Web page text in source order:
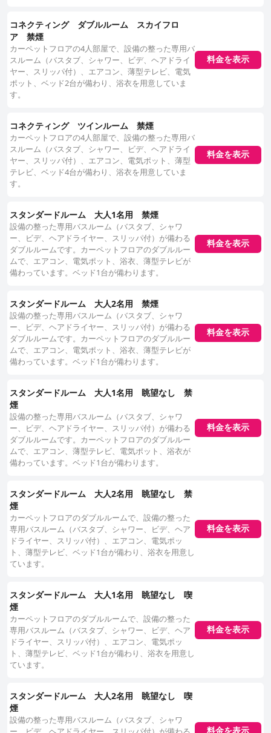
コネクティング ダブルルーム スカイフロ
ア 禁煙
カーペットフロアの4人部屋で、設備の整った専用バ
スルーム（バスタブ、シャワー、ビデ、ヘアドライ
ヤー、スリッパ付）、エアコン、薄型テレビ、電気
ポット、ベッド2台が備わり、浴衣を用意していま
す。
料金を表示
コネクティング ツインルーム 禁煙
カーペットフロアの4人部屋で、設備の整った専用バ
スルーム（バスタブ、シャワー、ビデ、ヘアドライ
ヤー、スリッパ付）、エアコン、電気ポット、薄型
テレビ、ベッド4台が備わり、浴衣を用意していま
す。
料金を表示
スタンダードルーム 大人1名用 禁煙
設備の整った専用バスルーム（バスタブ、シャワ
ー、ビデ、ヘアドライヤー、スリッパ付）が備わる
ダブルルームです。カーペットフロアのダブルルー
ムで、エアコン、電気ポット、浴衣、薄型テレビが
備わっています。ベッド1台が備わります。
料金を表示
スタンダードルーム 大人2名用 禁煙
設備の整った専用バスルーム（バスタブ、シャワ
ー、ビデ、ヘアドライヤー、スリッパ付）が備わる
ダブルルームです。カーペットフロアのダブルルー
ムで、エアコン、電気ポット、浴衣、薄型テレビが
備わっています。ベッド1台が備わります。
料金を表示
スタンダードルーム 大人1名用 眺望なし 禁
煙
設備の整った専用バスルーム（バスタブ、シャワ
ー、ビデ、ヘアドライヤー、スリッパ付）が備わる
ダブルルームです。カーペットフロアのダブルルー
ムで、エアコン、薄型テレビ、電気ポット、浴衣が
備わっています。ベッド1台が備わります。
料金を表示
スタンダードルーム 大人2名用 眺望なし 禁
煙
カーペットフロアのダブルルームで、設備の整った
専用バスルーム（バスタブ、シャワー、ビデ、ヘア
ドライヤー、スリッパ付）、エアコン、電気ポッ
ト、薄型テレビ、ベッド1台が備わり、浴衣を用意し
ています。
料金を表示
スタンダードルーム 大人1名用 眺望なし 喫
煙
カーペットフロアのダブルルームで、設備の整った
専用バスルーム（バスタブ、シャワー、ビデ、ヘア
ドライヤー、スリッパ付）、エアコン、電気ポッ
ト、薄型テレビ、ベッド1台が備わり、浴衣を用意し
ています。
料金を表示
スタンダードルーム 大人2名用 眺望なし 喫
煙
設備の整った専用バスルーム（バスタブ、シャワ
料金を表示